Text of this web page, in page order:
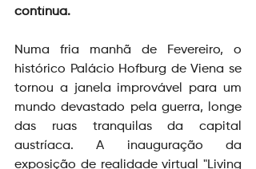
contínua.
Numa fria manhã de Fevereiro, o
histórico Palácio Hofburg de Viena se
tornou a janela improvável para um
mundo devastado pela guerra, longe
das ruas tranquilas da capital
austríaca. A inauguração da
exposição de realidade virtual "Living